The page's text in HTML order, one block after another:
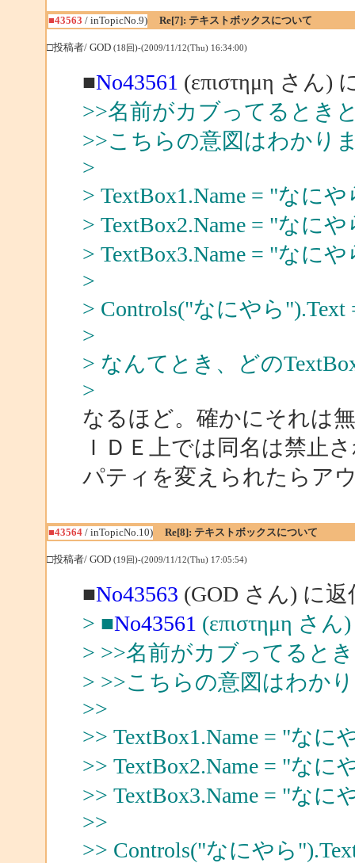
■43563 / inTopicNo.9) Re[7]: テキストボックスについて
□投稿者/ GOD (18回)-(2009/11/12(Thu) 16:34:00)
■No43561 (επιστημη さん)
>>名前がカブってるとき
>>こちらの意図はわかり
>
> TextBox1.Name = "なにや
> TextBox2.Name = "なにや
> TextBox3.Name = "なにや
>
> Controls("なにやら
>
> なんてとき、どの
>
なるほど。確かにそれは
ＩＤＥ上では同名は禁止
パティを変えられたらア
■43564/ inTopicNo.10) Re[8]: テキストボックスについて
□投稿者/ GOD (19回)-(2009/11/12(Thu) 17:05:54)
■No43563 (GOD さん) に返
> ■No43561 (επιστημη さ
> >>名前がカブってると
> >>こちらの意図はわか
>>
>> TextBox1.Name = "なに
>> TextBox2.Name = "なに
>> TextBox3.Name = "なに
>>
>> Controls("なにやら